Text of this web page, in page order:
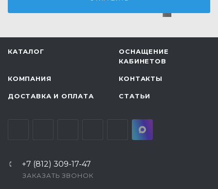
КАТАЛОГ
ОСНАЩЕНИЕ
КАБИНЕТОВ
КОМПАНИЯ КОНТАКТЫ
ДОСТАВКА И ОПЛАТА СТАТЬИ
+7 (812) 309-17-47
ЗАКАЗАТЬ ЗВОНОК